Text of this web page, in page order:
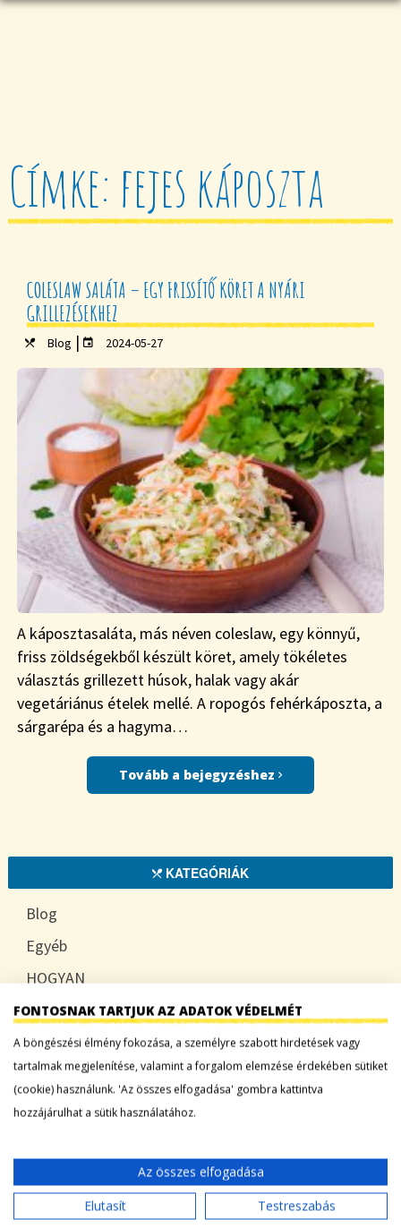
Címke: fejes káposzta
COLESLAW SALÁTA – EGY FRISSÍTŐ KÖRET A NYÁRI
GRILLEZÉSEKHEZ
Blog | 2024-05-27
A káposztasaláta, más néven coleslaw, egy könnyű,
friss zöldségekből készült köret, amely tökéletes
választás grillezett húsok, halak vagy akár
vegetáriánus ételek mellé. A ropogós fehérkáposzta, a
sárgarépa és a hagyma…
Tovább a bejegyzéshez
KATEGÓRIÁK
Blog
Egyéb
HOGYAN
TUDATOSAN
LEGFRISSEBB BEJEGYZÉSEK
desszert
Tökszezon: sokoldalú alapanyagok a nyártól
egészen télig
FONTOSNAK TARTJUK AZ ADATOK VÉDELMÉT
A böngészési élmény fokozása, a személyre szabott hirdetések vagy
tartalmak megjelenítése, valamint a forgalom elemzése érdekében sütiket
(cookie) használunk. 'Az összes elfogadása' gombra kattintva
hozzájárulhat a sütik használatához.
Az összes elfogadása
Elutasít
Testreszabás